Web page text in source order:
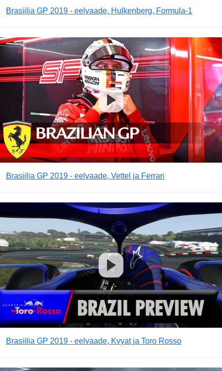
Brasiilia GP 2019 - eelvaade, Hulkenberg, Formula-1
Brasiilia GP 2019 - eelvaade, Vettel ja Ferrari
Brasiilia GP 2019 - eelvaade, Kvyat ja Toro Rosso